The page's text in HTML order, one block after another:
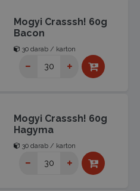
Mogyi Crasssh! 60g
Bacon
30 darab / karton
Mogyi Crasssh! 60g
Hagyma
30 darab / karton